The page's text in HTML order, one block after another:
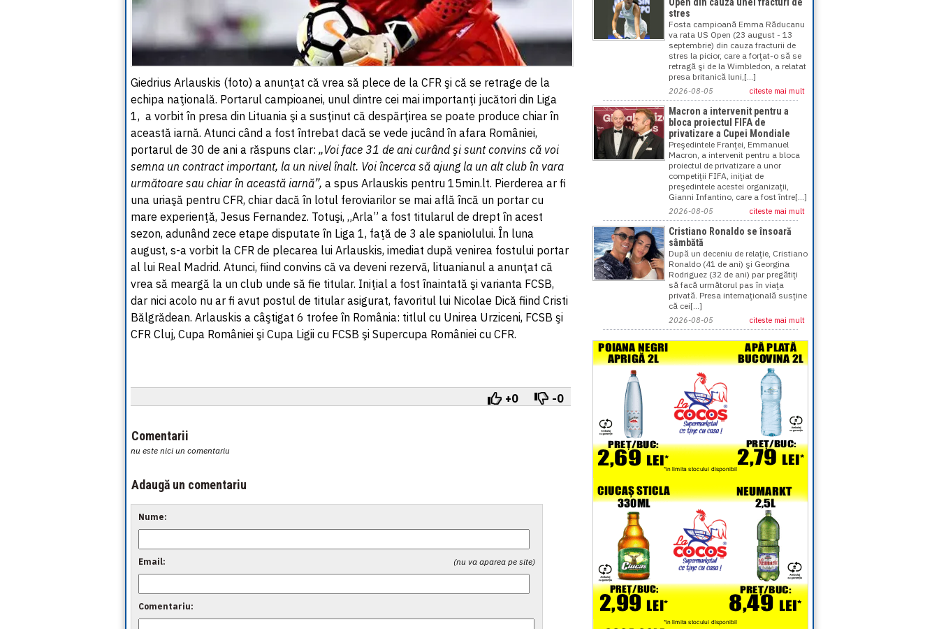
Giedrius Arlauskis (foto) a anunţat că vrea să plece de la CFR şi că se retrage de la
echipa naţională. Portarul campioanei, unul dintre cei mai importanţi jucători din Liga
1, a vorbit în presa din Lituania şi a susţinut că despărţirea se poate produce chiar în
această iarnă. Atunci când a fost întrebat dacă se vede jucând în afara României,
portarul de 30 de ani a răspuns clar: „Voi face 31 de ani curând şi sunt convins că voi
semna un contract important, la un nivel înalt. Voi încerca să ajung la un alt club în vara
următoare sau chiar în această iarnă”, a spus Arlauskis pentru 15min.lt. Pierderea ar fi
una uriaşă pentru CFR, chiar dacă în lotul feroviarilor se mai află încă un portar cu
mare experienţă, Jesus Fernandez. Totuşi, „Arla” a fost titularul de drept în acest
sezon, adunând zece etape disputate în Liga 1, faţă de 3 ale spaniolului. În luna
august, s-a vorbit la CFR de plecarea lui Arlauskis, imediat după venirea fostului portar
al lui Real Madrid. Atunci, fiind convins că va deveni rezervă, lituanianul a anunţat că
vrea să meargă la un club unde să fie titular. Iniţial a fost înaintată şi varianta FCSB,
dar nici acolo nu ar fi avut postul de titular asigurat, favoritul lui Nicolae Dică fiind Cristi
Bălgrădean. Arlauskis a câştigat 6 trofee în România: titlul cu Unirea Urziceni, FCSB şi
CFR Cluj, Cupa României şi Cupa Ligii cu FCSB şi Supercupa României cu CFR.
+0 -0
Comentarii
nu este nici un comentariu
Adaugă un comentariu
Nume:
(nu va aparea pe site)
Email:
Comentariu:
stres
Fosta campioană Emma Răducanu
va rata US Open (23 august - 13
septembrie) din cauza fracturii de
stres la picior, care a forţat-o să se
retragă şi de la Wimbledon, a relatat
presa britanică luni,[...]
2026-08-05 citeste mai mult
Macron a intervenit pentru a
bloca proiectul FIFA de
privatizare a Cupei Mondiale
Preşedintele Franţei, Emmanuel
Macron, a intervenit pentru a bloca
proiectul de privatizare a unor
competiţii FIFA, iniţiat de
preşedintele acestei organizaţii,
Gianni Infantino, care a fost între[...]
2026-08-05 citeste mai mult
Cristiano Ronaldo se însoară
sâmbătă
După un deceniu de relaţie, Cristiano
Ronaldo (41 de ani) şi Georgina
Rodriguez (32 de ani) par pregătiţi
să facă următorul pas în viaţa
privată. Presa internaţională susţine
că cei[...]
2026-08-05 citeste mai mult